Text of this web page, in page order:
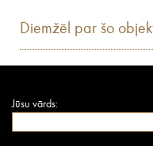
Diemžēl par šo
Jūsu vārds: